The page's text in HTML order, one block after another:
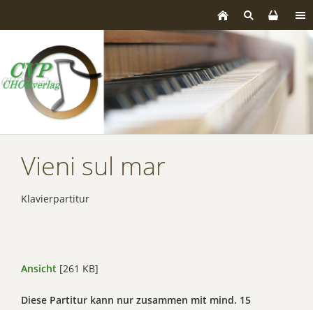
Vieni sul mar
Klavierpartitur
Ansicht [261 KB]
Diese Partitur kann nur zusammen mit mind. 15